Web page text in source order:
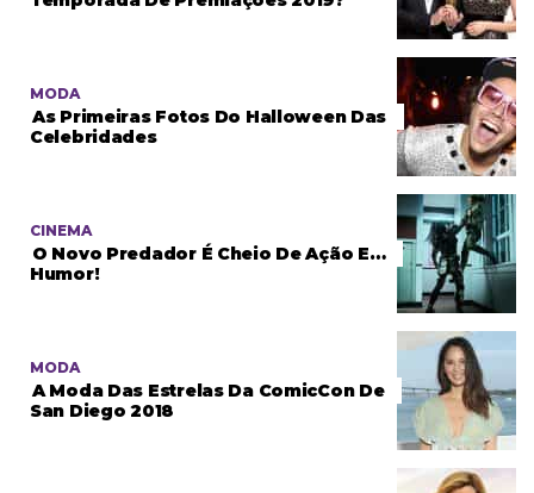
MODA
As Primeiras Fotos Do Halloween Das
Celebridades
CINEMA
O Novo Predador É Cheio De Ação E…
Humor!
MODA
A Moda Das Estrelas Da ComicCon De
San Diego 2018